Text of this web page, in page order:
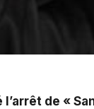
l’arrêt de «